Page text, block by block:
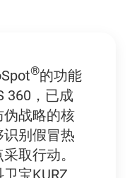
®的功能
360，已成
伪战略的核
别假冒热
取行动。
宝KURZ